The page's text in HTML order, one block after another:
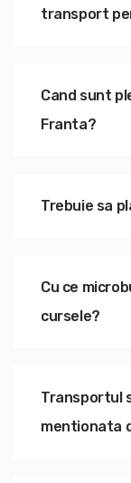
transport
Cand sunt
Franta?
Trebuie sa
Cu ce
cursele?
Transportul
mentionata